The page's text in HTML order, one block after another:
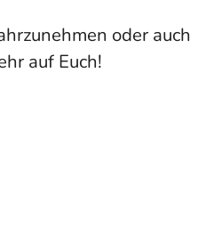
oder auch
auf Euch!